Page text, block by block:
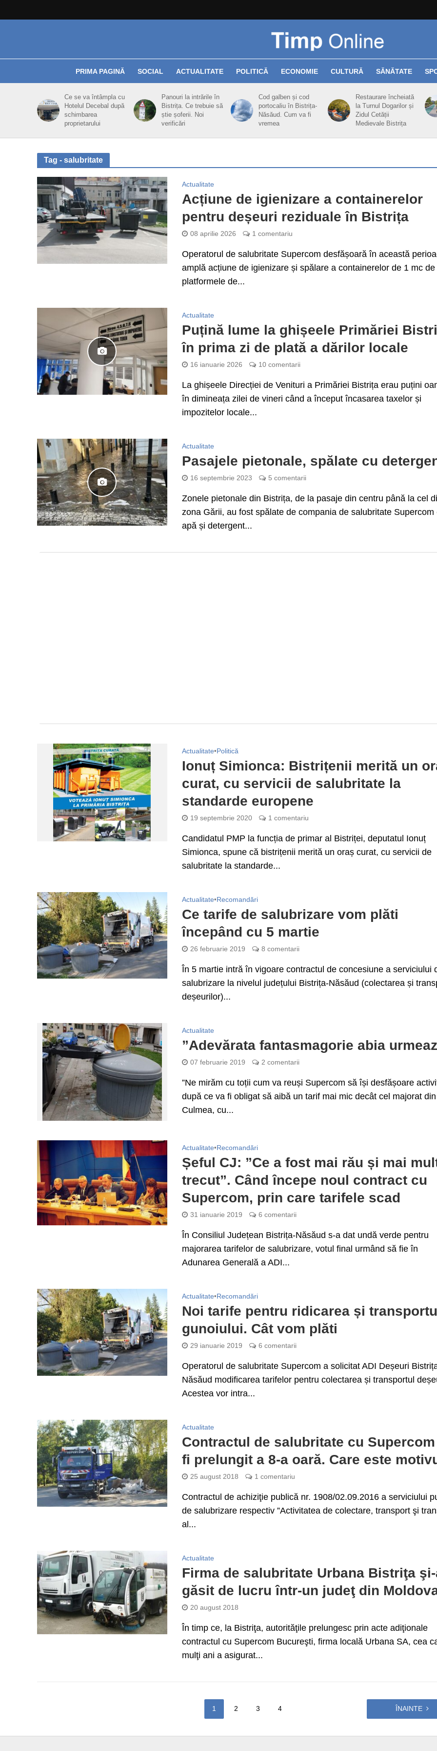
PRIMA PAGINĂ SOCIAL ACTUALITATE POLITICĂ ECONOMIE CULTURĂ SĂNĂTATE
Ce se va întâmpla cu
Hotelul Decebal după
schimbarea
proprietarului
Panouri la intrările în
Bistrița. Ce trebuie să
știe șoferii. Noi
verificări
Cod galben și cod
portocaliu în Bistrița-
Năsăud. Cum va fi
vremea
Restaurare încheiată
la Turnul Dogarilor și
Zidul Cetății
Medievale Bistrița
Tag - salubritate
Actualitate
Acțiune de igienizare a containerelor
pentru deșeuri reziduale în Bistrița
08 aprilie 2026 1 comentariu
Operatorul de salubritate Supercom desfășoară în această
amplă acțiune de igienizare și spălare a containerelor de 1 mc de
platformele de...
Actualitate
Puțină lume la ghișeele Primăriei
în prima zi de plată a dărilor locale
16 ianuarie 2026 10 comentarii
La ghișeele Direcției de Venituri a Primăriei Bistrița erau puțini
în dimineața zilei de vineri când a început încasarea taxelor și
impozitelor locale...
Actualitate
Pasajele pietonale, spălate cu
16 septembrie 2023 5 comentarii
Zonele pietonale din Bistrița, de la pasaje din centru până la cel
zona Gării, au fost spălate de compania de salubritate Supercom
apă și detergent...
Actualitate•Politică
Ionuț Simionca: Bistrițenii merită un
curat, cu servicii de salubritate la
standarde europene
19 septembrie 2020 1 comentariu
Candidatul PMP la funcția de primar al Bistriței, deputatul Ionuț
Simionca, spune că bistrițenii merită un oraș curat, cu servicii de
salubritate la standarde...
Actualitate•Recomandări
Ce tarife de salubrizare vom plăti
începând cu 5 martie
26 februarie 2019 8 comentarii
În 5 martie intră în vigoare contractul de concesiune a serviciului
salubrizare la nivelul județului Bistrița-Năsăud (colectarea și
deșeurilor)...
Actualitate
”Adevărata fantasmagorie abia
07 februarie 2019 2 comentarii
”Ne mirăm cu toții cum va reuși Supercom să își desfășoare
după ce va fi obligat să aibă un tarif mai mic decât cel majorat
Culmea, cu...
Actualitate•Recomandări
Șeful CJ: ”Ce a fost mai rău și mai
trecut”. Când începe noul contract cu
Supercom, prin care tarifele scad
31 ianuarie 2019 6 comentarii
În Consiliul Județean Bistrița-Năsăud s-a dat undă verde pentru
majorarea tarifelor de salubrizare, votul final urmând să fie în
Adunarea Generală a ADI...
Actualitate•Recomandări
Noi tarife pentru ridicarea și
gunoiului. Cât vom plăti
29 ianuarie 2019 6 comentarii
Operatorul de salubritate Supercom a solicitat ADI Deșeuri
Năsăud modificarea tarifelor pentru colectarea și transportul
Acestea vor intra...
Actualitate
Contractul de salubritate cu
fi prelungit a 8-a oară. Care este
25 august 2018 1 comentariu
Contractul de achiziţie publică nr. 1908/02.09.2016 a serviciului
de salubrizare respectiv ”Activitatea de colectare, transport şi
al...
Actualitate
Firma de salubritate Urbana Bistriţa
găsit de lucru într-un judeţ din
20 august 2018
În timp ce, la Bistriţa, autorităţile prelungesc prin acte adiţionale
contractul cu Supercom Bucureşti, firma locală Urbana SA, cea
mulţi ani a asigurat...
1 2 3 4 ÎNAINTE